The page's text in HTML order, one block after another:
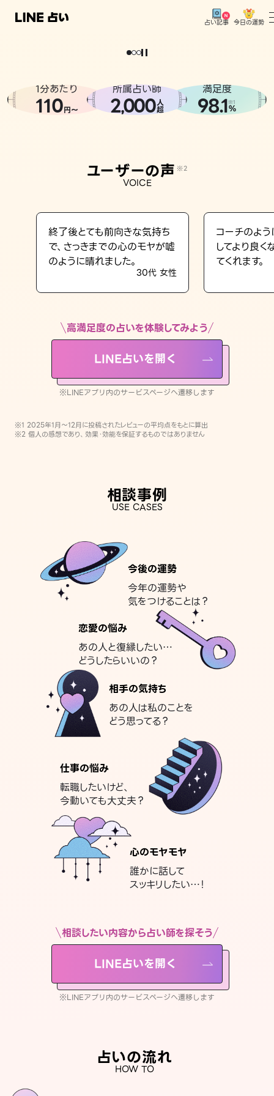
占い記事 今日の運勢
相談事例
LINE占いを開く
※LINEアプリ内のサービスページへ遷移します
どうせなら
。
1分あたり
110円〜
所属占い師
2,000人
超
満足度
98.1※1
%
ユーザーの声 ※2
VOICE
終了後とても前向きな気持ち
で、さっきまでの心のモヤが嘘
のように晴れました。
30代 女性
コーチのよ
してより良
てくれます。
高満足度の占いを体験してみよう
LINE占いを開く
※LINEアプリ内のサービスページへ遷移します
※1 2025年1月〜12月に投稿されたレビューの平均点をもとに算出
※2 個人の感想であり、効果・効能を保証するものではありません
相談事例
USE CASES
今後の運勢
今年の運勢や
気をつけることは？
恋愛の悩み
あの人と復縁したい…
どうしたらいいの？
相手の気持ち
あの人は私のことを
どう思ってる？
仕事の悩み
転職したいけど、
今動いても大丈夫？
心のモヤモヤ
誰かに話して
スッキリしたい…！
相談したい内容から占い師を探そう
LINE占いを開く
※LINEアプリ内のサービスページへ遷移します
占いの流れ
HOW TO